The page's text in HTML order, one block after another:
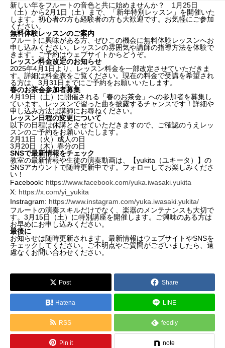
新しい年をフルートの音色と共に始めませんか？ 1月25日
（土）から2月1日（土）まで、「新年特別レッスン」を開催いた
します。初心者の方も経験者の方も大歓迎です。お気軽にご参加
ください。
無料体験レッスンのご案内
フルートに興味がある方、ぜひこの機会に無料体験レッスンへお
申し込みください。レッスンの雰囲気や講師の指導方法を体験で
きます。ご予約はウェブサイトからどうぞ。
レッスン料金改定のお知らせ
2025年4月1日より、レッスン料金を一部改定させていただきま
す。詳細は料金表をご覧ください。現在の料金で受講を希望され
る方は、3月31日までにご予約をお願いいたします。
春のお茶会参加者募集
4月19日（土）に開催される「春のお茶会」への参加者を募集し
ています。レッスンで習った曲を披露するチャンスです！詳細や
申し込み方法は講師にお尋ねください。
レッスン日程の変更について
以下の日程は休講とさせていただきますので、ご確認のうえレッ
スンのご予約をお願いいたします。
2月11日（火）成人の日
3月20日（木）春分の日
SNSで最新情報をチェック
教室の最新情報や生徒の演奏動画は、
【yukita（ユキータ）】の
SNSアカウントで随時更新中です。フォローしてお楽しみくださ
い！
Facebook: https://www.facebook.com/yuka.iwasaki.yukita
X: https://x.com/yi_yukita
Instragram: https://www.instagram.com/yuka.iwasaki.yukita/
フルートの演奏スキルだけでなく、楽器のメンテナンスも大切で
す。3月15日（土）に特別講座を開催します。ご興味のある方は
お早めにお申し込みください。
最後に
お知らせは随時更新されます。最新情報はウェブサイトやSNSを
チェックしてください。ご不明点やご質問がございましたら、遠
慮なくお問い合わせください。
Post Share
Hatena LINE
RSS feedly
Pin it note